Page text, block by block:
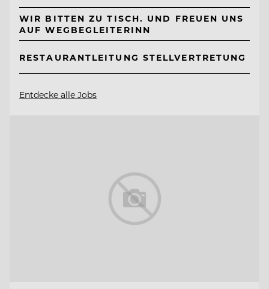
WIR BITTEN ZU TISCH. UND FREUEN UNS
AUF WEGBEGLEITERINN
RESTAURANTLEITUNG STELLVERTRETUNG
Entdecke alle Jobs